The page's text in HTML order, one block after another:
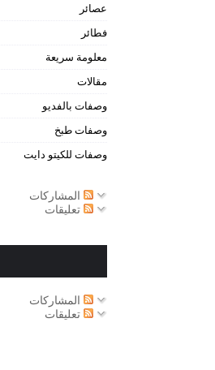
عصائر
فطائر
معلومة سريعة
مقالات
وصفات بالفديو
وصفات طبخ
وصفات للكيتو دايت
المشاركات
تعليقات
المشاركات
تعليقات